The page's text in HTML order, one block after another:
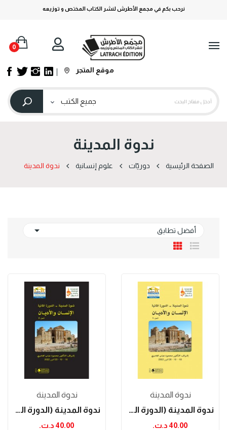
نرحب بكم في مجمع الأطرش لنشر الكتاب المختص و توزيعه
0
موقع المتجر
ندوة المدينة
الصفحة الرئيسية دوریّات علوم إنسانية ندوة المدينة
أفضل تطابق 
ندوة المدينة
ندوة المدينة (الدورة الثانية): الإنسان والأديان...
40.00 د.ت.‏
ندوة المدينة
ندوة المدينة (الدورة الثانية): الإنسان والأديان...
40.00 د.ت.‏